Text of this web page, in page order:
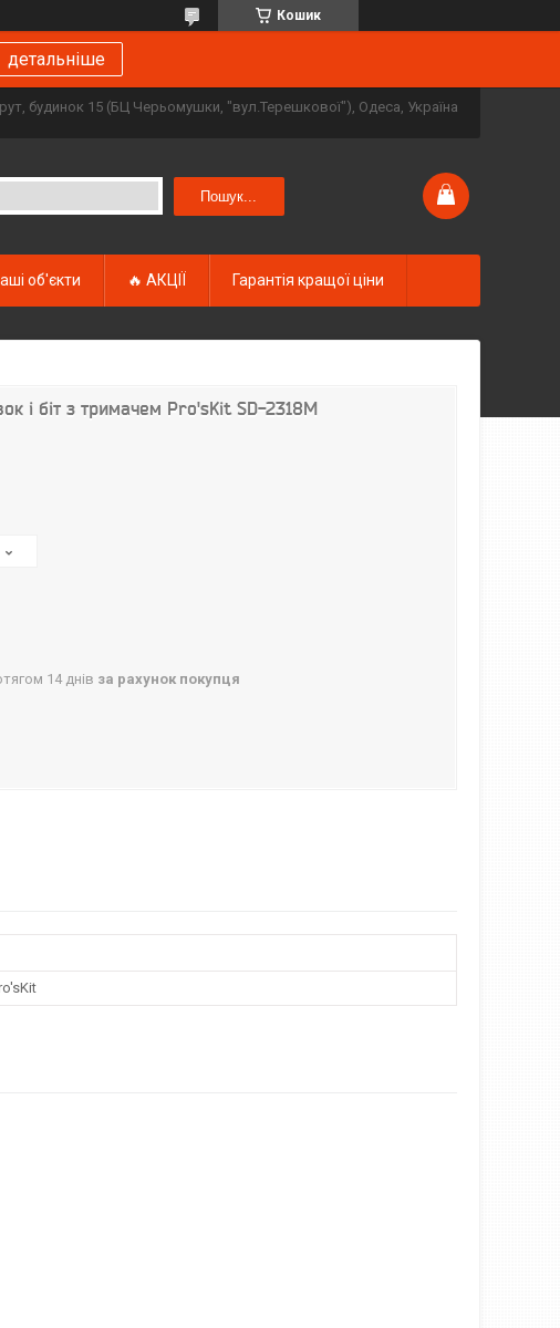
Кошик
детальніше
будинок 15 (БЦ Черьомушки, "вул.Терешкової"), Одеса, Україна
Пошук...
об'єкти 🔥 АКЦІЇ Гарантія кращої ціни
і біт з тримачем Pro'sKit SD-2318M
14 днів за рахунок покупця